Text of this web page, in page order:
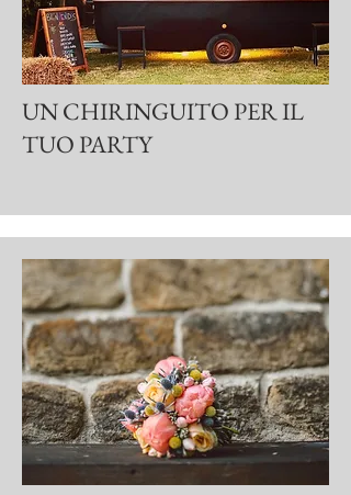
UN CHIRINGUITO PER IL
TUO PARTY